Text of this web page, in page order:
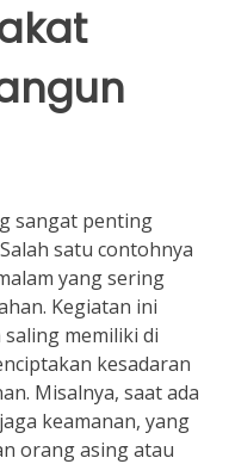
sangat penting
satu contohnya
yang sering
Kegiatan ini
memiliki di
kesadaran
Misalnya, saat ada
keamanan, yang
orang asing atau